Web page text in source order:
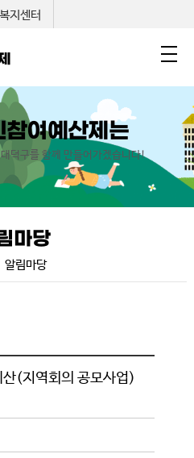
지센터
참여예산제는
덕구를 함께 만들어가겠습니다!
마당
알림마당
(지역회의 공모사업)